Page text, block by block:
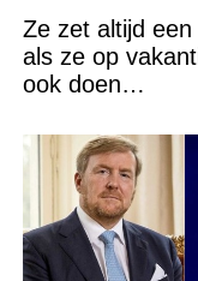
Ze zet altijd
als ze op
ook doen…